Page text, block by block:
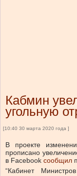
Кабмин
угольную
[10:40 30 марта 2020 года ]
В проекте
прописано
в Facebook сообщил
“Кабинет